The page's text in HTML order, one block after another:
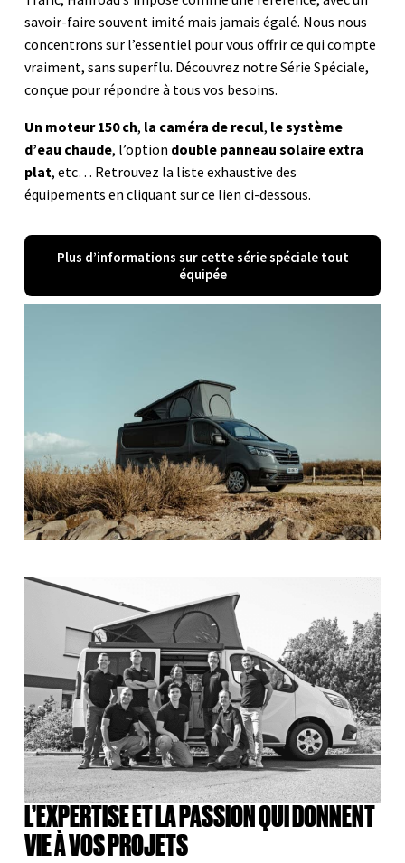
savoir-faire souvent imité mais jamais égalé. Nous nous
concentrons sur l’essentiel pour vous offrir ce qui compte
vraiment, sans superflu. Découvrez notre Série Spéciale,
conçue pour répondre à tous vos besoins.
Un moteur 150 ch, la caméra de recul, le système
d’eau chaude, l’option double panneau solaire extra
plat, etc… Retrouvez la liste exhaustive des
équipements en cliquant sur ce lien ci-dessous.
Plus d’informations sur cette série spéciale tout
équipée
L’EXPERTISE ET LA PASSION QUI DONNENT
VIE À VOS PROJETS